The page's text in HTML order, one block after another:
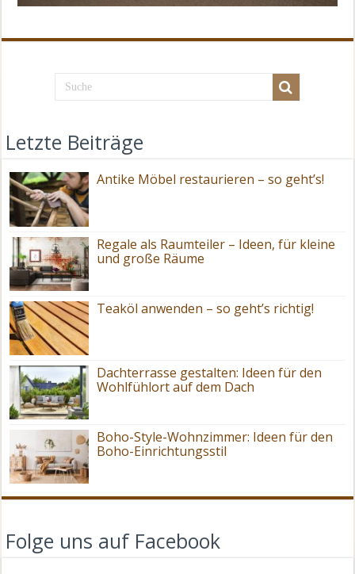
Letzte Beiträge
Antike Möbel restaurieren – so geht’s!
Regale als Raumteiler – Ideen, für kleine
und große Räume
Teaköl anwenden – so geht’s richtig!
Dachterrasse gestalten: Ideen für den
Wohlfühlort auf dem Dach
Boho-Style-Wohnzimmer: Ideen für den
Boho-Einrichtungsstil
Folge uns auf Facebook